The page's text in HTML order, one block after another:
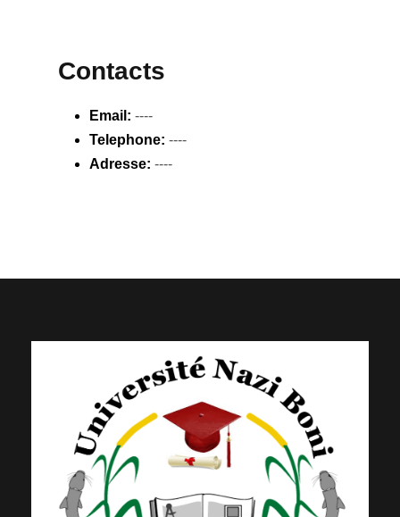
Contacts
Email: ----
Telephone: ----
Adresse: ----